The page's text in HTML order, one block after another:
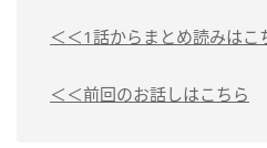
＜＜1話からまとめ読みはこ
＜＜前回のお話しはこちら